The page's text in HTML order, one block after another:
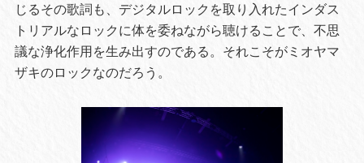
じるその歌詞も、デジタルロックを取り入れたインダス
トリアルなロックに体を委ねながら聴けることで、不思
議な浄化作用を生み出すのである。それこそがミオヤマ
ザキのロックなのだろう。